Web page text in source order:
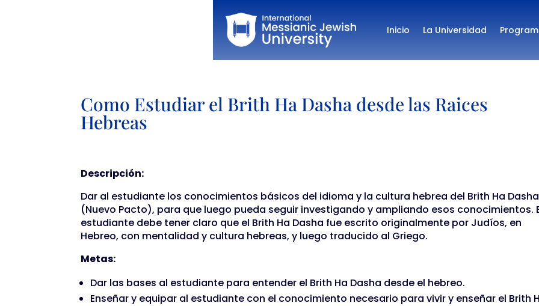
Inicio La Universidad
Como Estudiar el Brith Ha Dasha desde las Raices
Hebreas
Descripción:
Dar al estudiante los conocimientos básicos del idioma y la cultura hebrea del Brith Ha Dasha
(Nuevo Pacto), para que luego pueda seguir investigando y ampliando esos conocimientos.
estudiante debe tener claro que el Brith Ha Dasha fue escrito originalmente por Judíos, en
Hebreo, con mentalidad y cultura hebreas, y luego traducido al Griego.
Metas:
Dar las bases al estudiante para entender el Brith Ha Dasha desde el hebreo.
Enseñar y equipar al estudiante con el conocimiento necesario para vivir y enseñar el Brith